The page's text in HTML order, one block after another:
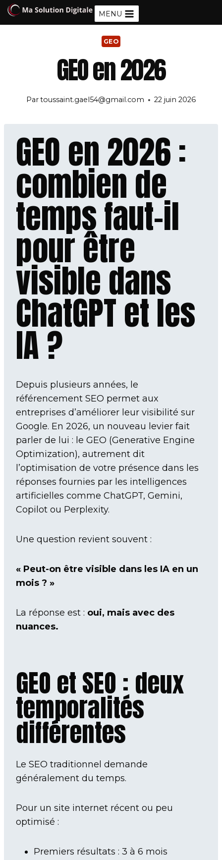
Aller
MENU
GEO
GEO en 2026
Partoussaint.gael54@gmail.com 22 juin 2026
GEO en 2026 :
combien de
temps faut-il
pour être
visible dans
ChatGPT et les
IA ?
Depuis plusieurs années, le
référencement SEO permet aux
entreprises d’améliorer leur visibilité sur
Google. En 2026, un nouveau levier fait
parler de lui : le GEO (Generative Engine
Optimization), autrement dit
l’optimisation de votre présence dans les
réponses fournies par les intelligences
artificielles comme ChatGPT, Gemini,
Copilot ou Perplexity.
Une question revient souvent :
« Peut-on être visible dans les IA en un
mois ? »
La réponse est : oui, mais avec des
nuances.
GEO et SEO : deux
temporalités
différentes
Le SEO traditionnel demande
généralement du temps.
Pour un site internet récent ou peu
optimisé :
Premiers résultats : 3 à 6 mois